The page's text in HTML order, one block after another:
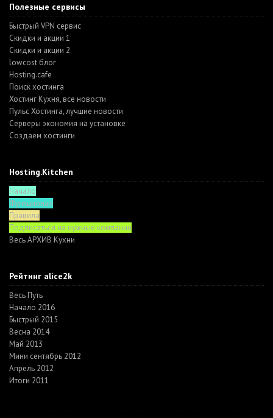
Полезные сервисы
Быстрый VPN сервис
Скидки и акции 1
Скидки и акции 2
lowcost блог
Hosting.cafe
Поиск хостинга
Хостинг Кухня, все новости
Пульс Хостинга, лучшие новости
Серверы экономия на установке
Создаем хостинги
Hosting.Kitchen
Начало
Функционал
Правила
Подписаться на нужные компании
Весь АРХИВ Кухни
Рейтинг alice2k
Весь Путь
Начало 2016
Быстрый 2015
Весна 2014
Май 2013
Мини сентябрь 2012
Апрель 2012
Итоги 2011